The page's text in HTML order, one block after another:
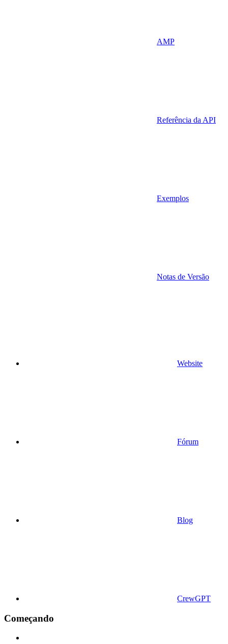
AMP
Referência da API
Exemplos
Notas de Versão
Website
Fórum
Blog
CrewGPT
Começando